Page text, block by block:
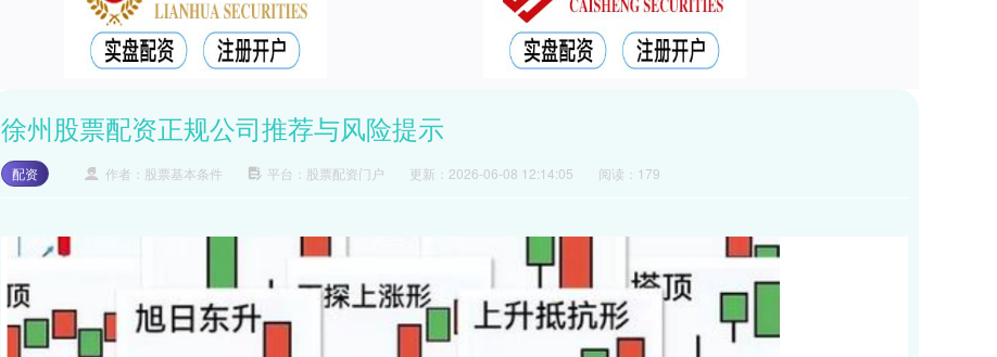
徐州股票配资正规公司推荐与风险提示
配资 作者：股票基本条件 平台：股票配资门户 更新：2026-06-08 12:14:05 阅读：179